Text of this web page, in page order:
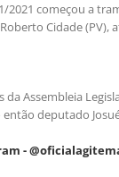
2021 começou a
Cidade
da Assembleia
então deputado
-